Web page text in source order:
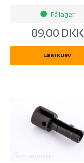
brightness_1 På lager
89,00 DKK
LÆG I KURV